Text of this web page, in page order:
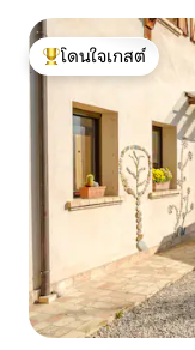
โดนใจเกสต์ที่สุด
โดนใจเกสต์